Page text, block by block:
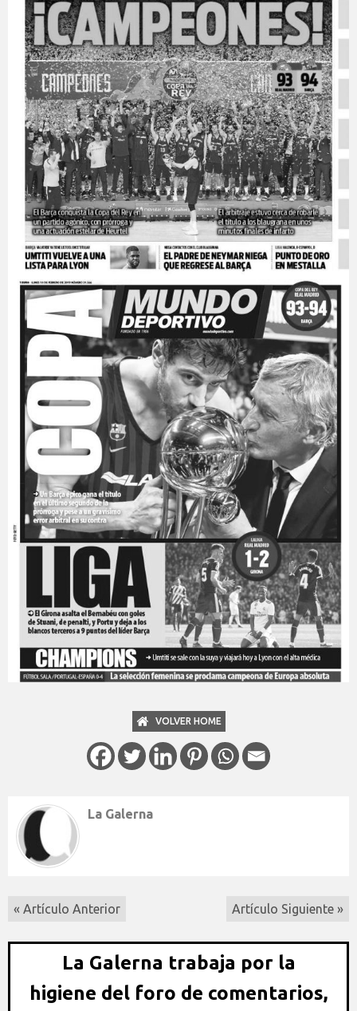
VOLVER HOME
La Galerna
« Artículo Anterior Artículo Siguiente »
La Galerna trabaja por la
higiene del foro de comentarios,